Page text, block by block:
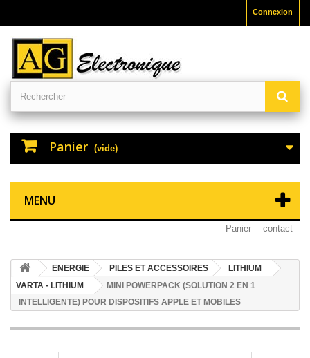
Connexion
Panier (vide)
MENU
Panier contact
ENERGIE PILES ET ACCESSOIRES
LITHIUM
VARTA - LITHIUM
MINI POWERPACK (SOLUTION 2 EN 1
INTELLIGENTE) POUR DISPOSITIFS APPLE ET MOBILES